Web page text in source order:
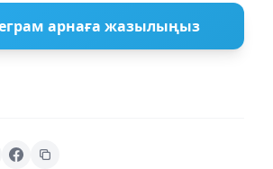
арнаға жазылыңыз